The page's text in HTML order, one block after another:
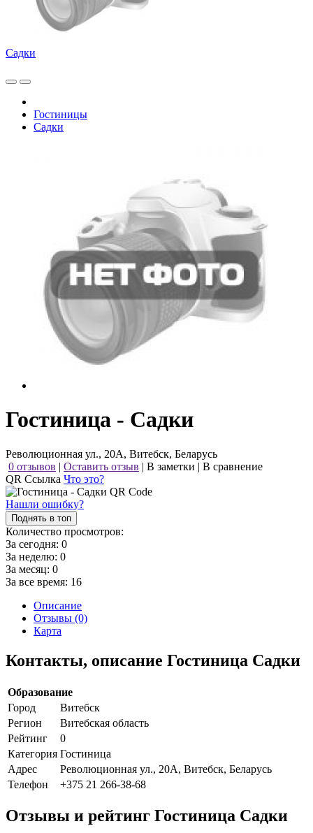
Садки
Гостиницы
Садки
Гостиница - Садки
Революционная ул., 20А, Витебск, Беларусь
0 отзывов | Оставить отзыв | В заметки | В сравнение
QR Ссылка Что это?
Нашли ошибку?
Поднять в топ
Количество просмотров:
За сегодня: 0
За неделю: 0
За месяц: 0
За все время: 16
Описание
Отзывы (0)
Карта
Контакты, описание Гостиница Садки
Образование
Город
Витебск
Регион
Витебская область
Рейтинг
0
Категория Гостиница
Адрес
Революционная ул., 20А, Витебск, Беларусь
Телефон
+375 21 266-38-68
Отзывы и рейтинг Гостиница Садки